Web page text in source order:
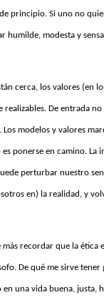
principio. Si uno no
humilde, modesta y
cerca, los valores (en
De entrada
Los modelos y valores
ponerse en camino. La
perturbar nuestro
en) la realidad, y
recordar que la ética
De qué me sirve tener
en una vida buena, justa,